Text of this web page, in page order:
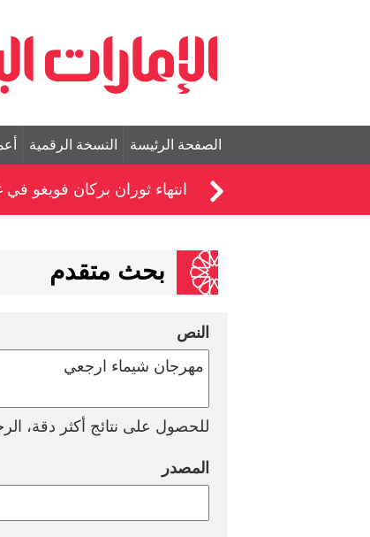
الصفحة الرئيسة النسخة الرقمية
انتهاء ثوران بركان فويغو في
بحث متقدم
النص
للحصول على نتائج أكثر دقة،
المصدر